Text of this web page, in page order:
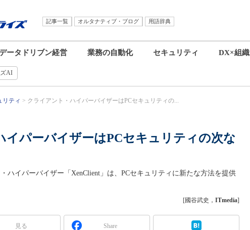
記事一覧 オルタナティブ・ブログ
用語辞典
ータドリブン経営 業務の自動化 セキュリティ DX×組織
AI
リティ クライアント・ハイパーバイザーはPCセキュリティの...
イパーバイザーはPCセキュリティの次な
ハイパーバイザー「XenClient」は、PCセキュリティに新たな方法を提供
[國谷武史， ITmedia]
見る Share